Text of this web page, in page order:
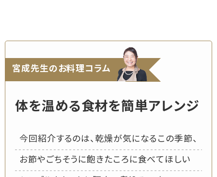
宮成先生のお料理コラム
体を温める食材を簡単アレンジ
今回紹介するのは、乾燥が気になるこの季節、
お節やごちそうに飽きたころに食べてほしい